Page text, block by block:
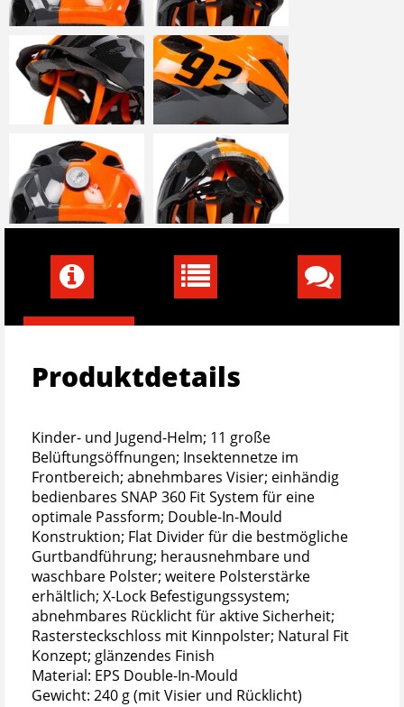
Produktdetails
Kinder- und Jugend-Helm; 11 große
Belüftungsöffnungen; Insektennetze im
Frontbereich; abnehmbares Visier; einhändig
bedienbares SNAP 360 Fit System für eine
optimale Passform; Double-In-Mould
Konstruktion; Flat Divider für die bestmögliche
Gurtbandführung; herausnehmbare und
waschbare Polster; weitere Polsterstärke
erhältlich; X-Lock Befestigungssystem;
abnehmbares Rücklicht für aktive Sicherheit;
Rastersteckschloss mit Kinnpolster; Natural Fit
Konzept; glänzendes Finish
Material: EPS Double-In-Mould
Gewicht: 240 g (mit Visier und Rücklicht)